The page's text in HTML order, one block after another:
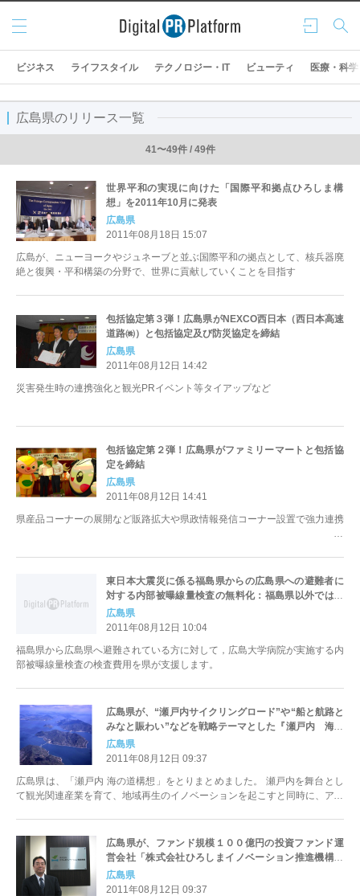
ログ
イン
検索
メニ
ュー
ビジネス ライフスタイル テクノロジー・IT ビューティ 医療・科学
広島県のリリース一覧
41〜49件 / 49件
世界平和の実現に向けた「国際平和拠点ひろしま構
想」を2011年10月に発表
広島県
2011年08月18日 15:07
広島が、ニューヨークやジュネーブと並ぶ国際平和の拠点として、核兵器廃
絶と復興・平和構築の分野で、世界に貢献していくことを目指す
包括協定第３弾！広島県がNEXCO西日本（西日本高速
道路㈱）と包括協定及び防災協定を締結
広島県
2011年08月12日 14:42
災害発生時の連携強化と観光PRイベント等タイアップなど
包括協定第２弾！広島県がファミリーマートと包括協
定を締結
広島県
2011年08月12日 14:41
県産品コーナーの展開など販路拡大や県政情報発信コーナー設置で強力連携
東日本大震災に係る福島県からの広島県への避難者に
対する内部被曝線量検査の無料化：福島県以外では全
国初
広島県
2011年08月12日 10:04
福島県から広島県へ避難されている方に対して，広島大学病院が実施する内
部被曝線量検査の検査費用を県が支援します。
広島県が、“瀬戸内サイクリングロード”や“船と航路と
みなと賑わい”などを戦略テーマとした『瀬戸内 海の
道構想』を策定
広島県
2011年08月12日 09:37
広島県は、「瀬戸内 海の道構想」をとりまとめました。 瀬戸内を舞台とし
て観光関連産業を育て、地域再生のイノベーションを起こすと同時に、アジ
広島県が、ファンド規模１００億円の投資ファンド運
営会社「株式会社ひろしまイノベーション推進機構」
を設立。代表取締役に元日本産業パートナーズ(株)マネ
ージング・ディレクターの山下尊弘氏就任
広島県
2011年08月12日 09:37